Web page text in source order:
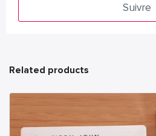
Suivre
Related products